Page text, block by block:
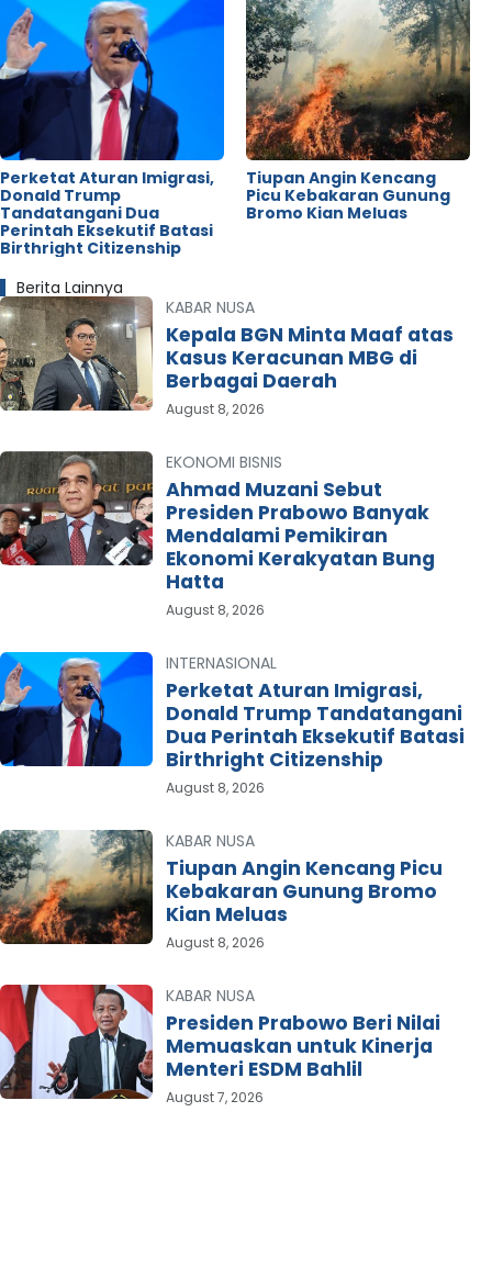
Perketat Aturan Imigrasi,
Donald Trump
Tandatangani Dua
Perintah Eksekutif Batasi
Birthright Citizenship
Tiupan Angin Kencang
Picu Kebakaran Gunung
Bromo Kian Meluas
Berita Lainnya
KABAR NUSA
Kepala BGN Minta Maaf atas
Kasus Keracunan MBG di
Berbagai Daerah
August 8, 2026
EKONOMI BISNIS
Ahmad Muzani Sebut
Presiden Prabowo Banyak
Mendalami Pemikiran
Ekonomi Kerakyatan Bung
Hatta
August 8, 2026
INTERNASIONAL
Perketat Aturan Imigrasi,
Donald Trump Tandatangani
Dua Perintah Eksekutif Batasi
Birthright Citizenship
August 8, 2026
KABAR NUSA
Tiupan Angin Kencang Picu
Kebakaran Gunung Bromo
Kian Meluas
August 8, 2026
KABAR NUSA
Presiden Prabowo Beri Nilai
Memuaskan untuk Kinerja
Menteri ESDM Bahlil
August 7, 2026